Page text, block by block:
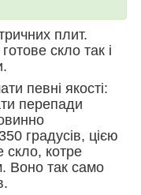
плит.
скло так і
певні якості:
перепади
градусів, цією
скло, котре
Воно так само